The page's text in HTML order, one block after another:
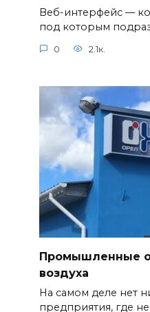
Веб-интерфейс —
под которым
0 2.1к.
Промышленные
воздуха
На самом деле нет
предприятия, где